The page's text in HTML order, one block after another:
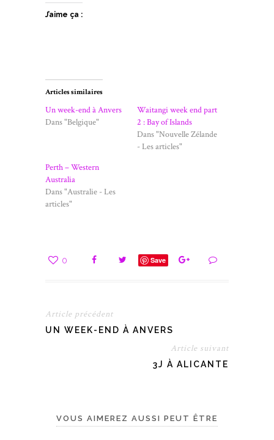
J’aime ça :
Articles similaires
Un week-end à Anvers
Dans "Belgique"
Waitangi week end part
2 : Bay of Islands
Dans "Nouvelle Zélande
- Les articles"
Perth – Western
Australia
Dans "Australie - Les
articles"
0 Save
Article précédent
UN WEEK-END À ANVERS
Article suivant
3J À ALICANTE
VOUS AIMEREZ AUSSI PEUT ÊTRE